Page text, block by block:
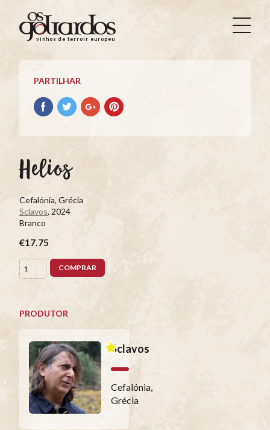
Os
Goliardos
Vinhos
Terroir
Europeus
vinhos de terroir europeus
PARTILHAR
Partilhar
no
Partilhar
no
Partilhar
no
Partilhar
no
Helios
Cefalónia, Grécia
Sclavos, 2024
Branco
€17.75
COMPRAR
PRODUTOR
Sclavos
Cefalónia,
Grécia